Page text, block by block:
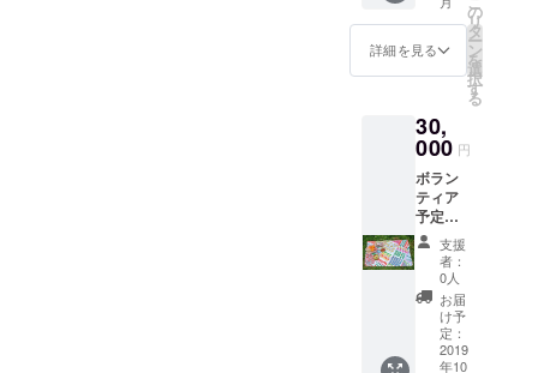
石 （絵
はがき
は10月
と1月ご
ろにお
ます
花蓮は
きれい
な石が
取れる
ことで
有名で
す だ
いたい
縦横３
cm以下
のもの
を想定
詳細を見る
の
リ
タ
ー
ン
を
選
択
す
る
30,
000 円
ボラン
ティア
予定で
ある楽
山院の
障害者
の人た
ちが
作った
グッズ
支援
者：
0人
お届
け予
定：
2019
年10